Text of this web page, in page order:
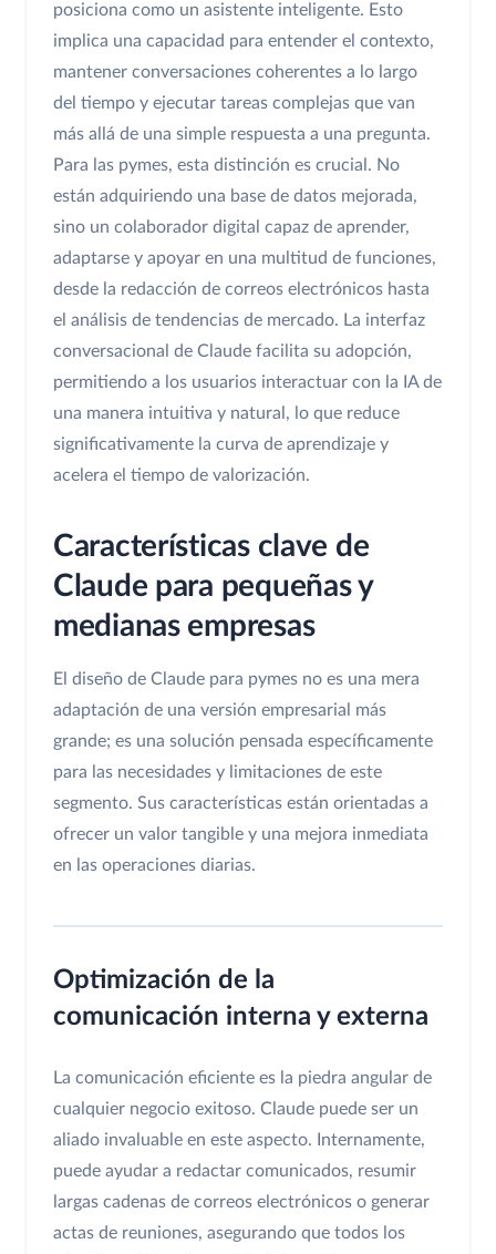
posiciona como un asistente inteligente. Esto
implica una capacidad para entender el contexto,
mantener conversaciones coherentes a lo largo
del tiempo y ejecutar tareas complejas que van
más allá de una simple respuesta a una pregunta.
Para las pymes, esta distinción es crucial. No
están adquiriendo una base de datos mejorada,
sino un colaborador digital capaz de aprender,
adaptarse y apoyar en una multitud de funciones,
desde la redacción de correos electrónicos hasta
el análisis de tendencias de mercado. La interfaz
conversacional de Claude facilita su adopción,
permitiendo a los usuarios interactuar con la IA de
una manera intuitiva y natural, lo que reduce
significativamente la curva de aprendizaje y
acelera el tiempo de valorización.
Características clave de
Claude para pequeñas y
medianas empresas
El diseño de Claude para pymes no es una mera
adaptación de una versión empresarial más
grande; es una solución pensada específicamente
para las necesidades y limitaciones de este
segmento. Sus características están orientadas a
ofrecer un valor tangible y una mejora inmediata
en las operaciones diarias.
Optimización de la
comunicación interna y externa
La comunicación eficiente es la piedra angular de
cualquier negocio exitoso. Claude puede ser un
aliado invaluable en este aspecto. Internamente,
puede ayudar a redactar comunicados, resumir
largas cadenas de correos electrónicos o generar
actas de reuniones, asegurando que todos los